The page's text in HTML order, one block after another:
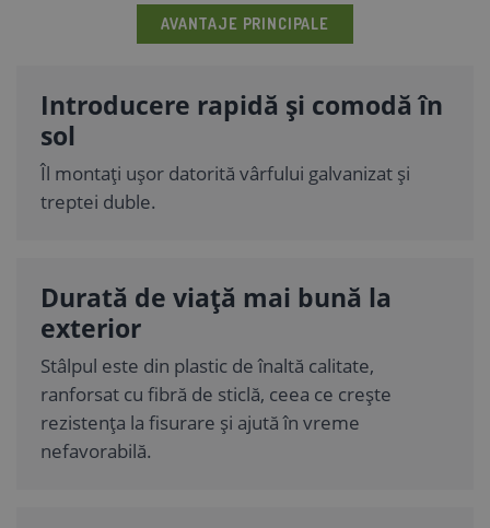
AVANTAJE PRINCIPALE
Introducere rapidă și comodă în
sol
Îl montați ușor datorită vârfului galvanizat și
treptei duble.
Durată de viață mai bună la
exterior
Stâlpul este din plastic de înaltă calitate,
ranforsat cu fibră de sticlă, ceea ce crește
rezistența la fisurare și ajută în vreme
nefavorabilă.